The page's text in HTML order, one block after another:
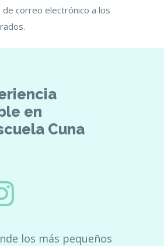
correo electrónico a los
en
Cuna
los más pequeños